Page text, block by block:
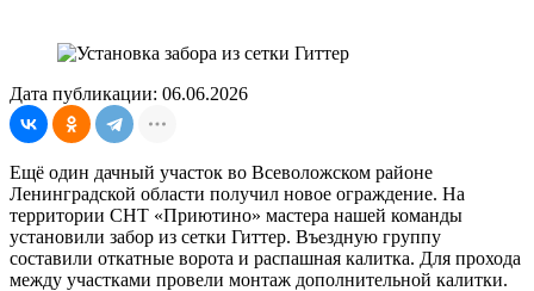
Дата публикации: 06.06.2026
Ещё один дачный участок во Всеволожском районе
Ленинградской области получил новое ограждение. На
территории СНТ «Приютино» мастера нашей команды
установили забор из сетки Гиттер. Въездную группу
составили откатные ворота и распашная калитка. Для прохода
между участками провели монтаж дополнительной калитки.